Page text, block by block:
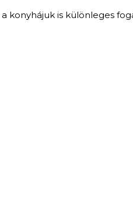
konyhájuk is különleges